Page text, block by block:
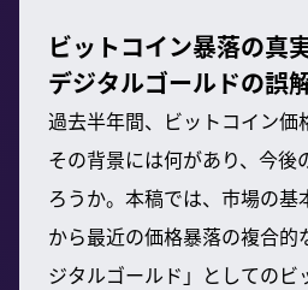
ビットコイン暴落の真
デジタルゴールドの誤
過去半年間、ビットコイン価
その背景には何があり、今後
ろうか。本稿では、市場の
から最近の価格暴落の複合
ジタルゴールド」としてのビ